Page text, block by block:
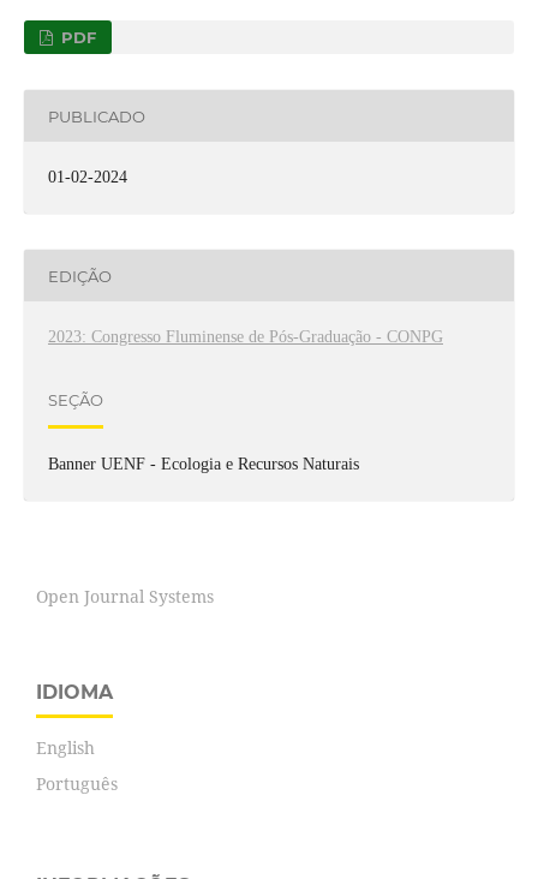
PDF
PUBLICADO
01-02-2024
EDIÇÃO
2023: Congresso Fluminense de Pós-Graduação - CONPG
SEÇÃO
Banner UENF - Ecologia e Recursos Naturais
Open Journal Systems
IDIOMA
English
Português